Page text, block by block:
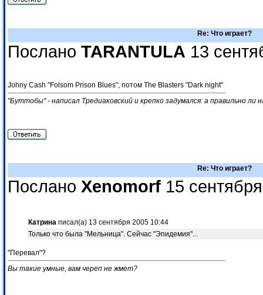
Re: Что играет?
Послано TARANTULA 13
Johny Cash "Folsom Prison Blues", потом The Blasters "Dark night"
"Буттобы" - написал Тредиаковский и крепко задумался: а правильно ли
Re: Что играет?
Послано Xenomorf 15
Катрина писал(а) 13 сентября 2005 10:44
Только что была "Мельница". Сейчас "Эпидемия"...
"Перевал"?
Вы такие умные, вам череп не жмет?